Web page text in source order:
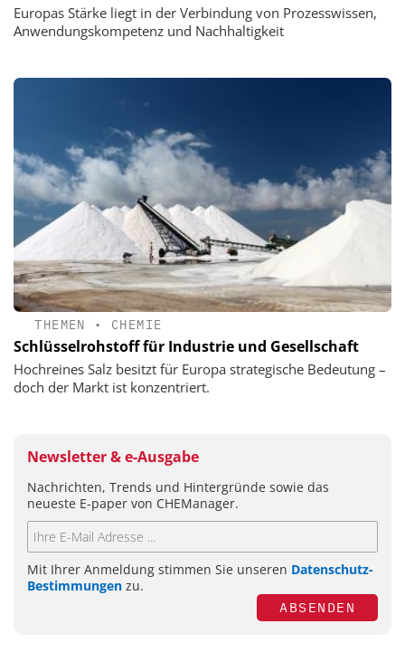
Europas Stärke liegt in der Verbindung von Prozesswissen,
Anwendungskompetenz und Nachhaltigkeit
THEMEN • CHEMIE
Schlüsselrohstoff für Industrie und Gesellschaft
Hochreines Salz besitzt für Europa strategische Bedeutung –
doch der Markt ist konzentriert.
Newsletter & e-Ausgabe
Nachrichten, Trends und Hintergründe sowie das
neueste E-paper von CHEManager.
Mit Ihrer Anmeldung stimmen Sie unseren Datenschutz-
Bestimmungen zu.
ABSENDEN